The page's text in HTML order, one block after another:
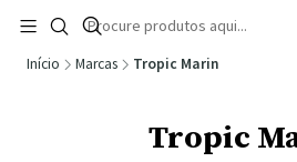
🚚 Portugal Continental: Portes Grátis desde
Ler mais
Início Marcas Tropic Marin
Tropic